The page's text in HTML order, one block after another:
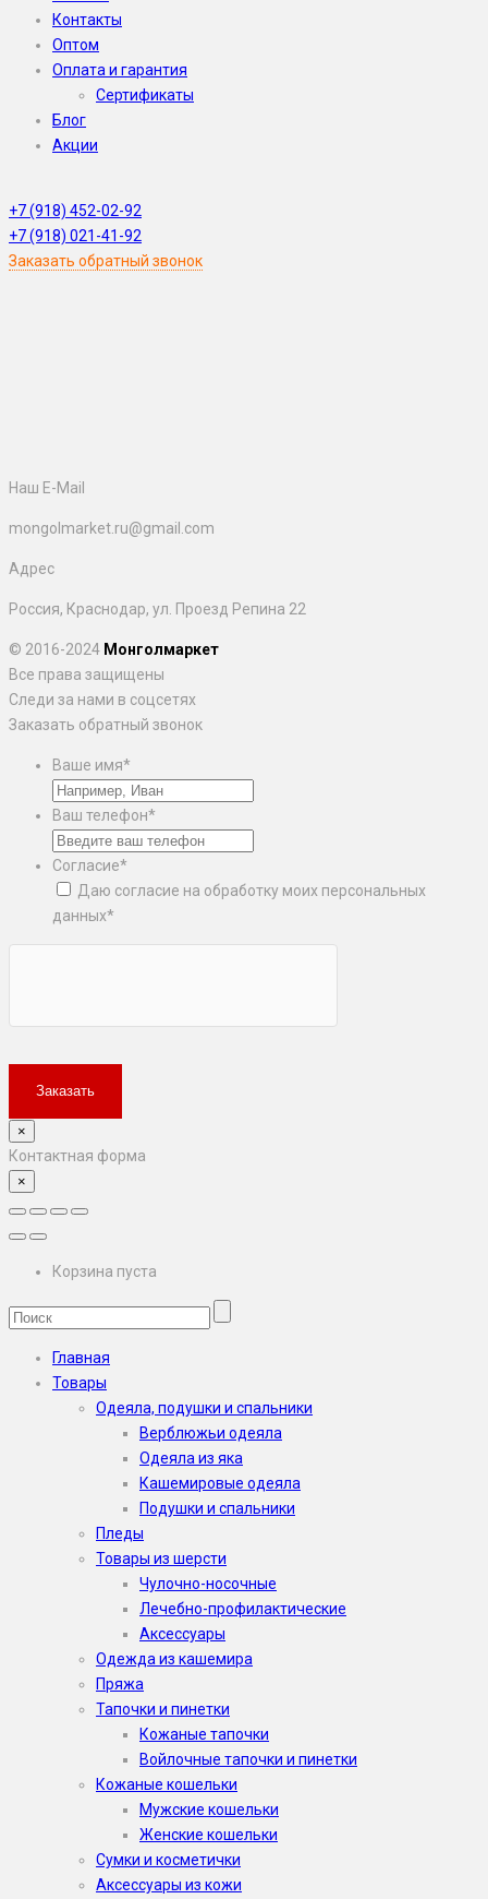
Контакты
Оптом
Оплата и гарантия
Сертификаты
Блог
Акции
+7 (918) 452-02-92
+7 (918) 021-41-92
Заказать обратный звонок
Наш E-Mail
mongolmarket.ru@gmail.com
Адрес
Россия, Краснодар, ул. Проезд Репина 22
© 2016-2024 Монголмаркет
Все права защищены
Следи за нами в соцсетях
Заказать обратный звонок
Ваше имя*
Ваш телефон*
Согласие*
Даю согласие на обработку моих персональных
данных*
×
Контактная форма
×
Корзина пуста
Главная
Товары
Одеяла, подушки и спальники
Верблюжьи одеяла
Одеяла из яка
Кашемировые одеяла
Подушки и спальники
Пледы
Товары из шерсти
Чулочно-носочные
Лечебно-профилактические
Аксессуары
Одежда из кашемира
Пряжа
Тапочки и пинетки
Кожаные тапочки
Войлочные тапочки и пинетки
Кожаные кошельки
Мужские кошельки
Женские кошельки
Сумки и косметички
Аксессуары из кожи